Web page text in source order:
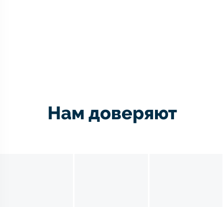
Нам доверяют